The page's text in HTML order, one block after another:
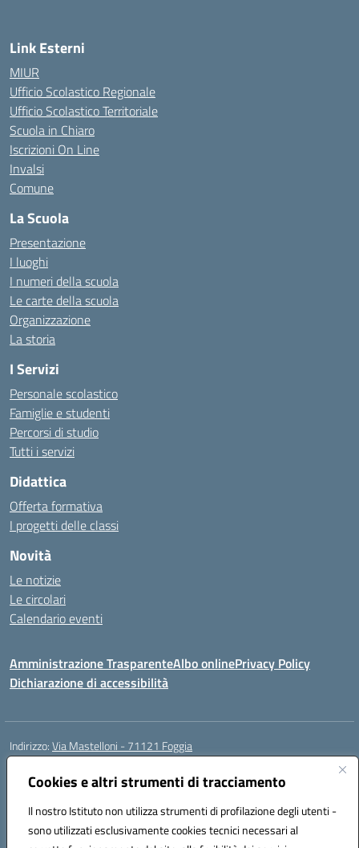
Cookies e altri strumenti di tracciamento
Il nostro Istituto non utilizza strumenti di profilazione degli utenti -
sono utilizzati esclusivamente cookies tecnici necessari al
Link Esterni
MIUR
Ufficio Scolastico Regionale
Ufficio Scolastico Territoriale
Scuola in Chiaro
Iscrizioni On Line
Invalsi
Comune
La Scuola
Presentazione
I luoghi
I numeri della scuola
Le carte della scuola
Organizzazione
La storia
I Servizi
Personale scolastico
Famiglie e studenti
Percorsi di studio
Tutti i servizi
Didattica
Offerta formativa
I progetti delle classi
Novità
Le notizie
Le circolari
Calendario eventi
Amministrazione TrasparenteAlbo onlinePrivacy Policy
Dichiarazione di accessibilità
Indirizzo:Via Mastelloni - 71121 Foggia
Centralino:
Posta elettronica certificata (PEC):fgic885004@pec.istruzione.it
Codice fiscale: 94118760712
Codice meccanografico:FGEE00800R
Codice Indice delle Pubbliche Amministrazioni (IPA): istsc_fgee00800r